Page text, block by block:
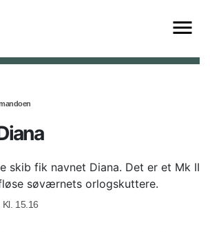
skib fik navnet Diana. Det er et Mk II
søværnets orlogskuttere.
15.16